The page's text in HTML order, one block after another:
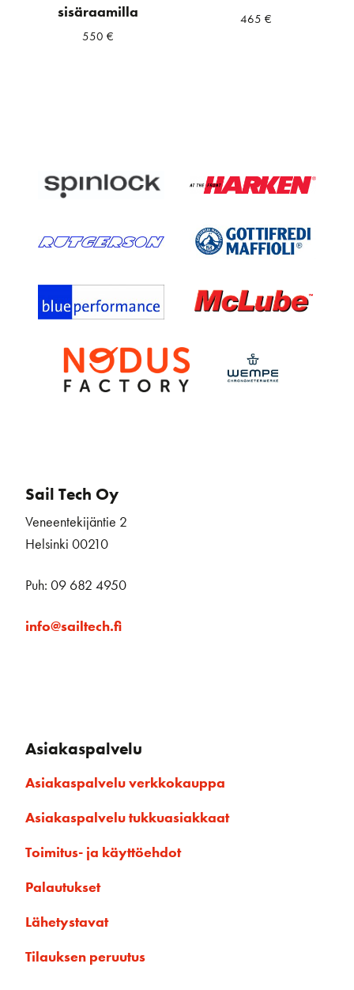
sisäraamilla
550€
465 €
Sail Tech Oy
Veneentekijäntie 2
Helsinki 00210
Puh: 09 682 4950
info@sailtech.fi
Asiakaspalvelu
Asiakaspalvelu verkkokauppa
Asiakaspalvelu tukkuasiakkaat
Toimitus- ja käyttöehdot
Palautukset
Lähetystavat
Tilauksen peruutus